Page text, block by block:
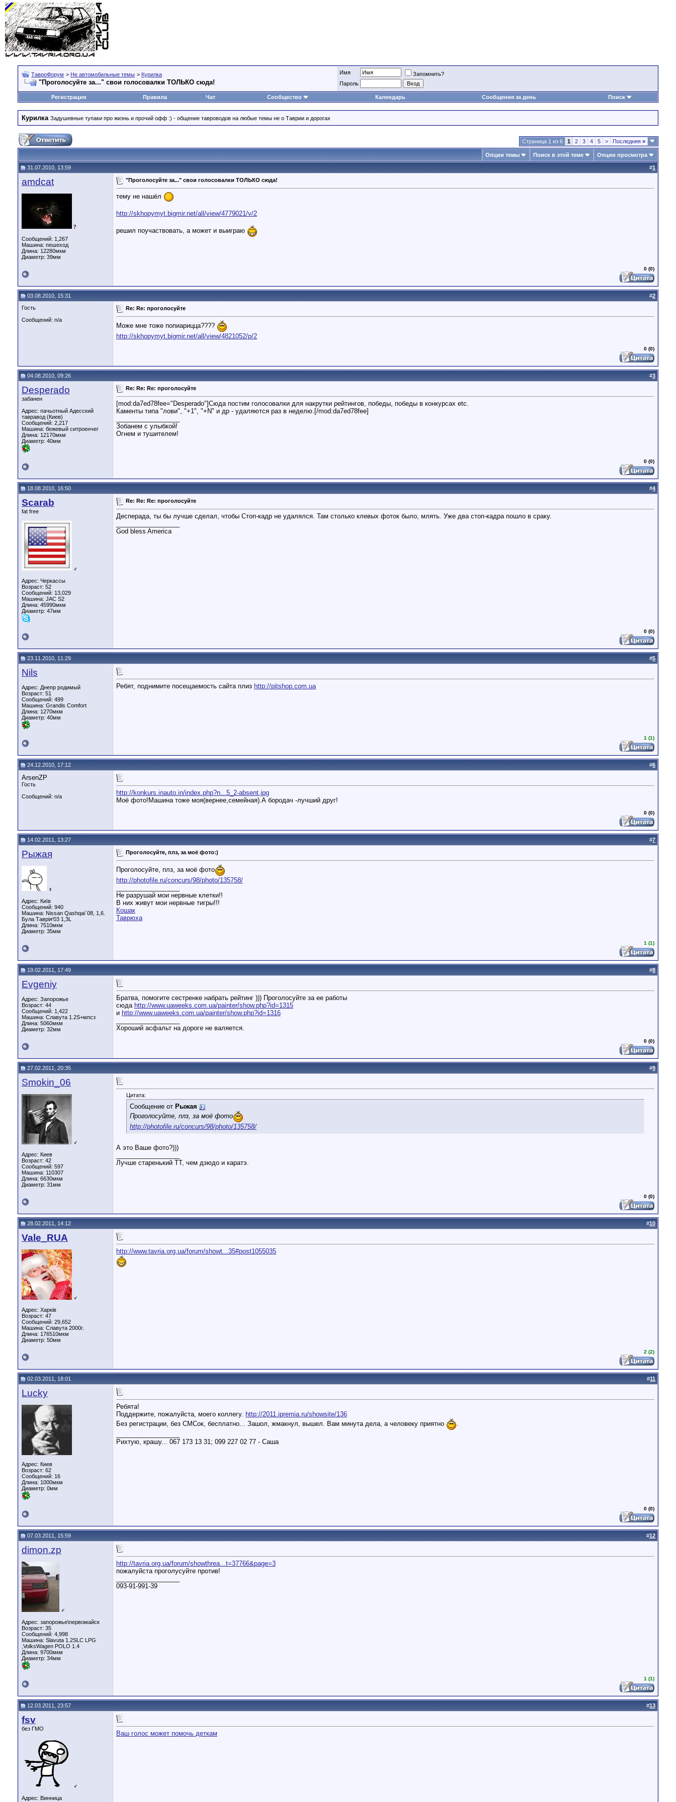
ТавроФорум > Не автомобильные темы > Курилка
"Проголосуйте за..." свои голосовалки ТОЛЬКО сюда!
Имя
Запомнить?
Пароль
Регистрация Правила Чат Сообщество Календарь Сообщения за день Поиск
Курилка Задушевные тупаки про жизнь и прочий офф :) - общение тавроводов на любые темы не о Таврии и дорогах
Страница 1 из 6 1 2 3 4 5 > Последняя »
Опции темы Поиск в этой теме Опции просмотра
31.07.2010, 13:59 #1
amdcat
?
Сообщений: 1,267
Машина: пешеход
Длина: 12280мкм
Диаметр: 39мм
"Проголосуйте за..." свои голосовалки ТОЛЬКО сюда!
тему не нашёл
http://skhopymyt.bigmir.net/all/view/4779021/v/2
решил поучаствовать, а может и выиграю
0 (0)
03.08.2010, 15:31 #2
Гость
Сообщений: n/a
Re: Re: проголосуйте
Може мне тоже попиарицца????
http://skhopymyt.bigmir.net/all/view/4821052/p/2
0 (0)
04.08.2010, 09:26 #3
Desperado
забанен
Адрес: пачьотный Адесский
тавравод (Киев)
Сообщений: 2,217
Машина: бежевый ситроенчег
Длина: 12170мкм
Диаметр: 40мм
Re: Re: Re: проголосуйте
[mod:da7ed78fee="Desperado"]Сюда постим голосовалки для накрутки рейтингов, победы, победы в конкурсах etc.
Каменты типа "лови", "+1", "+N" и др - удаляются раз в неделю.[/mod:da7ed78fee]
Зобанем с улыбкой!
Огнем и тушителем!
0 (0)
18.08.2010, 16:50 #4
Scarab
fat free
♂
Адрес: Черкассы
Возраст: 52
Сообщений: 13,029
Машина: JAC S2
Длина: 45990мкм
Диаметр: 47мм
Re: Re: Re: проголосуйте
Десперада, ты бы лучше сделал, чтобы Стоп-кадр не удалялся. Там столько клевых фоток было, млять. Уже два стоп-кадра пошло в сраку.
God bless America
0 (0)
23.11.2010, 11:29 #5
Nils
Адрес: Днепр родимый
Возраст: 51
Сообщений: 499
Машина: Grandis Comfort
Длина: 1270мкм
Диаметр: 40мм
Ребят, поднимите посещаемость сайта плиз http://pitshop.com.ua
1 (1)
24.12.2010, 17:12 #6
ArsenZP
Гость
Сообщений: n/a
http://konkurs.inauto.in/index.php?n...5_2-absent.jpg
Моё фото!Машина тоже моя(вернее,семейная).А бородач -лучший друг!
0 (0)
14.02.2011, 13:27 #7
Рыжая
♀
Адрес: Київ
Сообщений: 940
Машина: Nissan Qashqai`08, 1,6.
Була Таврія'03 1,3L
Длина: 7510мкм
Диаметр: 35мм
Проголосуйте, плз, за моё фото:)
Проголосуйте, плз, за моё фото
http://photofile.ru/concurs/98/photo/135758/
Не разрушай мои нервные клетки!!
В них живут мои нервные тигры!!!
Кошак
Таврюха
1 (1)
19.02.2011, 17:49 #8
Evgeniy
Адрес: Запорожье
Возраст: 44
Сообщений: 1,422
Машина: Славута 1.2S+мпсз
Длина: 5060мкм
Диаметр: 32мм
Братва, помогите сестренке набрать рейтинг ))) Проголосуйте за ее работы
сюда http://www.uaweeks.com.ua/painter/show.php?id=1315
и http://www.uaweeks.com.ua/painter/show.php?id=1316
Хороший асфальт на дороге не валяется.
0 (0)
27.02.2011, 20:35 #9
Smokin_06
♂
Адрес: Киев
Возраст: 42
Сообщений: 597
Машина: 110307
Длина: 6630мкм
Диаметр: 31мм
Цитата:
Сообщение от Рыжая
Проголосуйте, плз, за моё фото
http://photofile.ru/concurs/98/photo/135758/
А это Ваше фото?)))
Лучше старенький ТТ, чем дзюдо и каратэ.
0 (0)
28.02.2011, 14:12 #10
Vale_RUA
♂
Адрес: Харків
Возраст: 47
Сообщений: 29,652
Машина: Славута 2000г.
Длина: 176510мкм
Диаметр: 50мм
http://www.tavria.org.ua/forum/showt...35#post1055035
2 (2)
02.03.2011, 18:01 #11
Lucky
Адрес: Киев
Возраст: 62
Сообщений: 16
Длина: 1000мкм
Диаметр: 0мм
Ребята!
Поддержите, пожалуйста, моего коллегу. http://2011.ipremia.ru/showsite/136
Без регистрации, без СМСок, бесплатно... Зашол, жмакнул, вышел. Вам минута дела, а человеку приятно
.
Рихтую, крашу... 067 173 13 31; 099 227 02 77 - Саша
0 (0)
07.03.2011, 15:59 #12
dimon.zp
♂
Адрес: запорожье\первомайск
Возраст: 35
Сообщений: 4,998
Машина: Slavuta 1.2SLС LPG
,VolksWagen POLO 1.4
Длина: 9700мкм
Диаметр: 34мм
http://tavria.org.ua/forum/showthrea...t=37766&page=3
пожалуйста проголусуйте против!
093-91-991-39
1 (1)
12.03.2011, 23:57 #13
fsv
без ГМО
♂
Адрес: Винница
Ваш голос может помочь деткам